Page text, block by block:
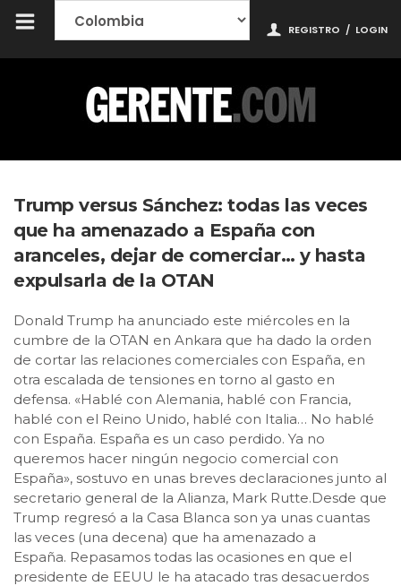
REGISTRO / LOGIN
Trump versus Sánchez: todas las veces
que ha amenazado a España con
aranceles, dejar de comerciar… y hasta
expulsarla de la OTAN
Donald Trump ha anunciado este miércoles en la
cumbre de la OTAN en Ankara que ha dado la orden
de cortar las relaciones comerciales con España, en
otra escalada de tensiones en torno al gasto en
defensa. «Hablé con Alemania, hablé con Francia,
hablé con el Reino Unido, hablé con Italia… No hablé
con España. España es un caso perdido. Ya no
queremos hacer ningún negocio comercial con
España», sostuvo en unas breves declaraciones junto al
secretario general de la Alianza, Mark Rutte.Desde que
Trump regresó a la Casa Blanca son ya unas cuantas
las veces (una decena) que ha amenazado a
España. Repasamos todas las ocasiones en que el
presidente de EEUU le ha atacado tras desacuerdos